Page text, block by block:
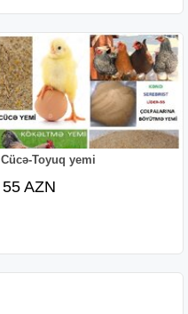
Cücə-Toyuq yemi
55 AZN